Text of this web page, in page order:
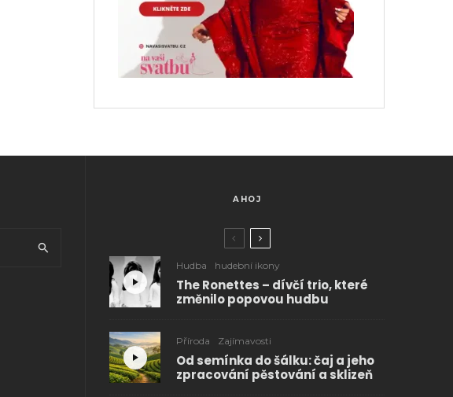
AHOJ
Hudba hudební ikony
The Ronettes – dívčí trio, které
změnilo popovou hudbu
Příroda Zajímavosti
Od semínka do šálku: čaj a jeho
zpracování pěstování a sklizeň